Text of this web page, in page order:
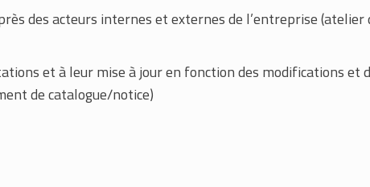
des acteurs internes et externes de l’entreprise (atelier
et à leur mise à jour en fonction des modifications et
de catalogue/notice)